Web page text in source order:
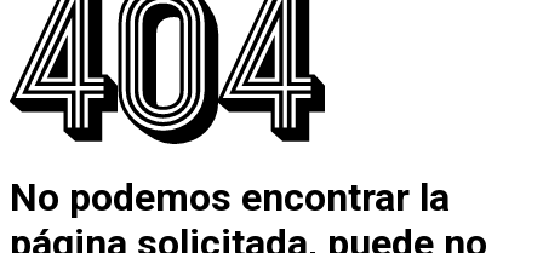
No podemos encontrar la
página solicitada, puede no